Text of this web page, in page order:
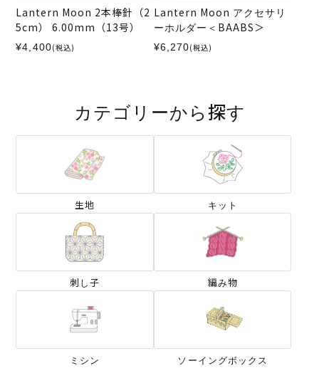
Lantern Moon 2本棒針（2
5cm） 6.00mm（13号）
¥4,400(税込)
Lantern Moon アクセサリ
ーホルダー＜BAABS＞
¥6,270(税込)
カテゴリーから探す
生地 キット
刺し子 編み物
ミシン ソーイングボックス